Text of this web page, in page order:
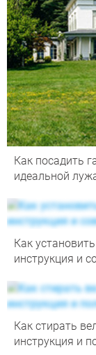
Как посадить
идеальной
Как
инструкция и
Как стирать
инструкция и